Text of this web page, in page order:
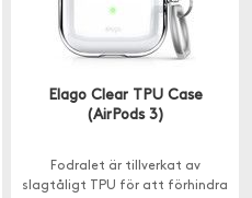
Elago Clear TPU Case
(AirPods 3)
Fodralet är tillverkat av
slagtåligt TPU för att förhindra